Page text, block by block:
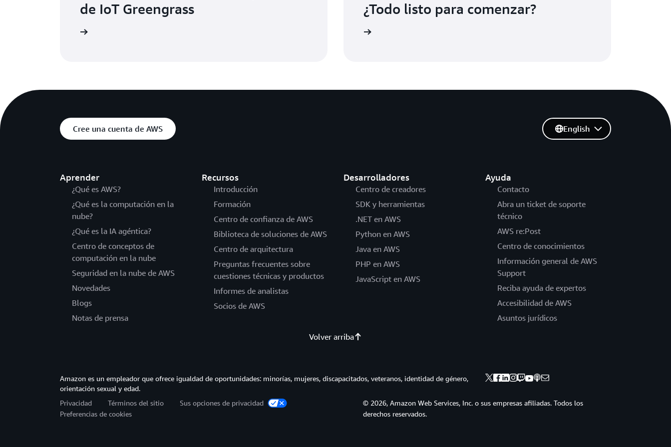
de IoT Greengrass
¿Todo listo para comenzar?
Cree una cuenta de AWS
Aprender
¿Qué es AWS?
¿Qué es la computación en la
nube?
¿Qué es la IA agéntica?
Centro de conceptos de
computación en la nube
Seguridad en la nube de AWS
Novedades
Blogs
Notas de prensa
Recursos
Introducción
Formación
Centro de confianza de AWS
Biblioteca de soluciones de AWS
Centro de arquitectura
Preguntas frecuentes sobre
cuestiones técnicas y productos
Informes de analistas
Socios de AWS
Desarrolladores
Centro de creadores
SDK y herramientas
.NET en AWS
Python en AWS
Java en AWS
PHP en AWS
JavaScript en AWS
Ayuda
Contacto
Abra un ticket de soporte
técnico
AWS re:Post
Centro de conocimientos
Información general de AWS
Support
Reciba ayuda de expertos
Accesibilidad de AWS
Asuntos jurídicos
English
Volver arriba
Amazon es un empleador que ofrece igualdad de oportunidades: minorías, mujeres, discapacitados, veteranos, identidad de género,
orientación sexual y edad.
Privacidad
Términos del sitio
Sus opciones de privacidad
Preferencias de cookies
© 2026, Amazon Web Services, Inc. o sus empresas afiliadas. Todos los
derechos reservados.